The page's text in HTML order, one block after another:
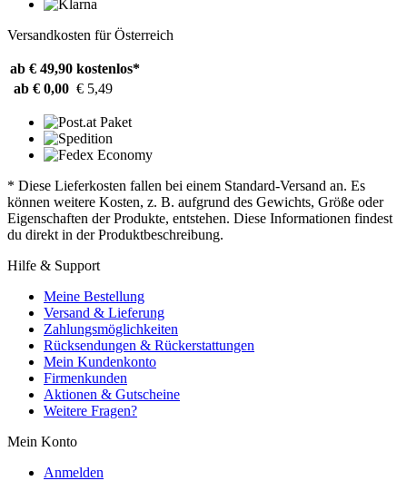
Versandkosten für Österreich
ab € 49,90 kostenlos*
ab € 0,00 € 5,49
* Diese Lieferkosten fallen bei einem Standard-Versand an. Es
können weitere Kosten, z. B. aufgrund des Gewichts, Größe oder
Eigenschaften der Produkte, entstehen. Diese Informationen findest
du direkt in der Produktbeschreibung.
Hilfe & Support
Meine Bestellung
Versand & Lieferung
Zahlungsmöglichkeiten
Rücksendungen & Rückerstattungen
Mein Kundenkonto
Firmenkunden
Aktionen & Gutscheine
Weitere Fragen?
Mein Konto
Anmelden